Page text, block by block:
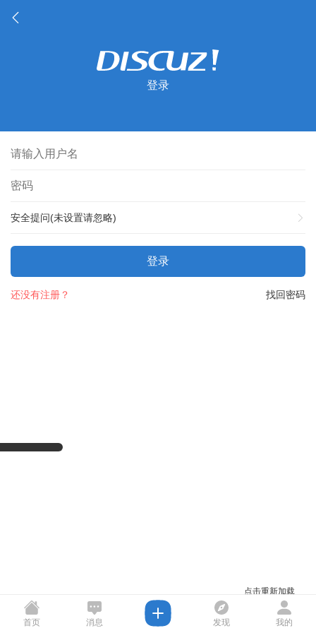
登录
安全提问(未设置请忽略)
登录
找回密码
还没有注册？
点击重新加载
首页 消息 发现 我的